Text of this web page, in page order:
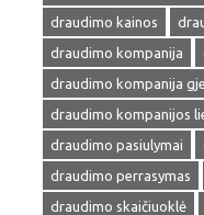
draudimo kainos
draudimo kompanija
draudimo kompanija
draudimo kompanijos
draudimo pasiulymai
draudimo perrasymas
draudimo skaičiuoklė